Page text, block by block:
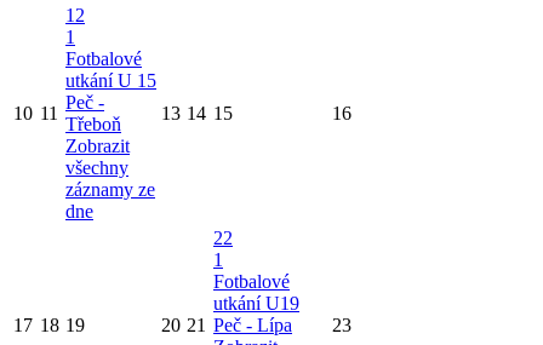
10 11
12
1
Fotbalové
utkání U 15
Peč -
Třeboň
Zobrazit
všechny
záznamy ze
dne
13 14 15 16
17 18 19 20 21
22
1
Fotbalové
utkání U19
Peč - Lípa
23